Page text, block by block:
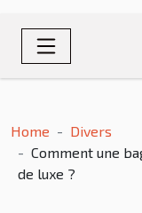
Home
Divers
Comment une
de luxe ?